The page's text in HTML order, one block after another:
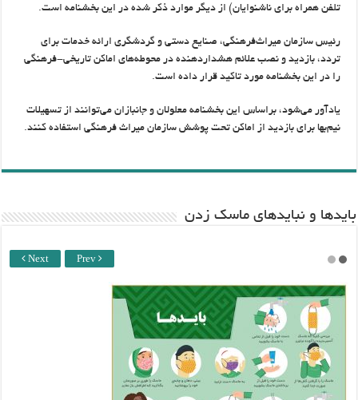
تلفن همراه برای ناشنوایان) از دیگر موارد ذکر شده در این بخشنامه است.
رئیس سازمان میراث‌فرهنگی، صنایع دستی و گردشگری ارائه خدمات برای
تردد، بازدید و نصب علائم هشداردهنده در محوطه‌های اماکن تاریخی-فرهنگی
را در این بخشنامه مورد تاکید قرار داده است.
یادآور می‌شود، براساس این بخشنامه معلولان و جانبازان می‌توانند از تسهیلات
نیم‌بها برای بازدید از اماکن تحت پوشش سازمان میراث فرهنگی استفاده کنند.
باید‌ها و نبایدهای ماسک زدن
Next Prev